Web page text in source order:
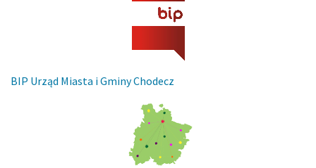
BIP Urząd Miasta i Gminy Chodecz